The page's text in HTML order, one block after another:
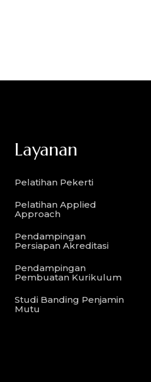
Layanan
Pelatihan Pekerti
Pelatihan Applied
Approach
Pendampingan
Persiapan Akreditasi
Pendampingan
Pembuatan Kurikulum
Studi Banding Penjamin
Mutu